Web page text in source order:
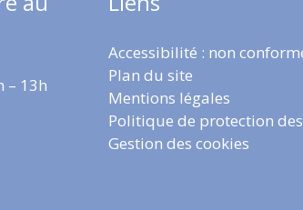
– 13h
Accessibilité : non
Plan du site
Mentions légales
Politique de protection
Gestion des cookies